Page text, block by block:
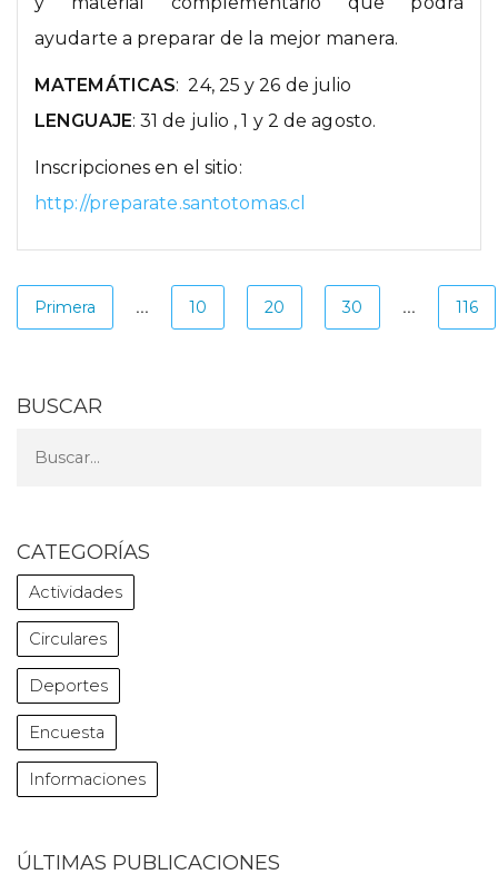
ayudarte a preparar de la mejor manera.
MATEMÁTICAS: 24, 25 y 26 de julio
LENGUAJE: 31 de julio , 1 y 2 de agosto.
Inscripciones en el sitio:
http://preparate.santotomas.cl
Primera ... 10 20 30 ... 116
BUSCAR
CATEGORÍAS
Actividades
Circulares
Deportes
Encuesta
Informaciones
ÚLTIMAS PUBLICACIONES